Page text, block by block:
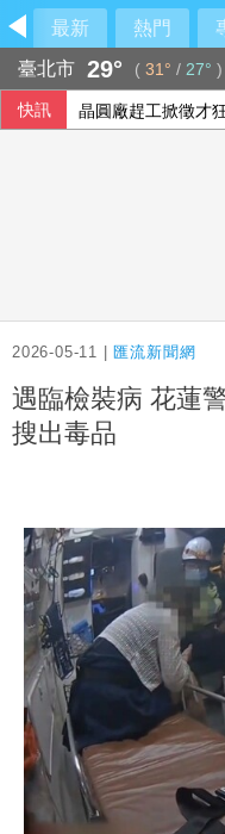
最新 熱門
臺北市 29° ( 31° / 27° )
快訊 晶圓廠趕工掀徵才
2026-05-11 | 匯流新聞網
遇臨檢裝病 花蓮
搜出毒品